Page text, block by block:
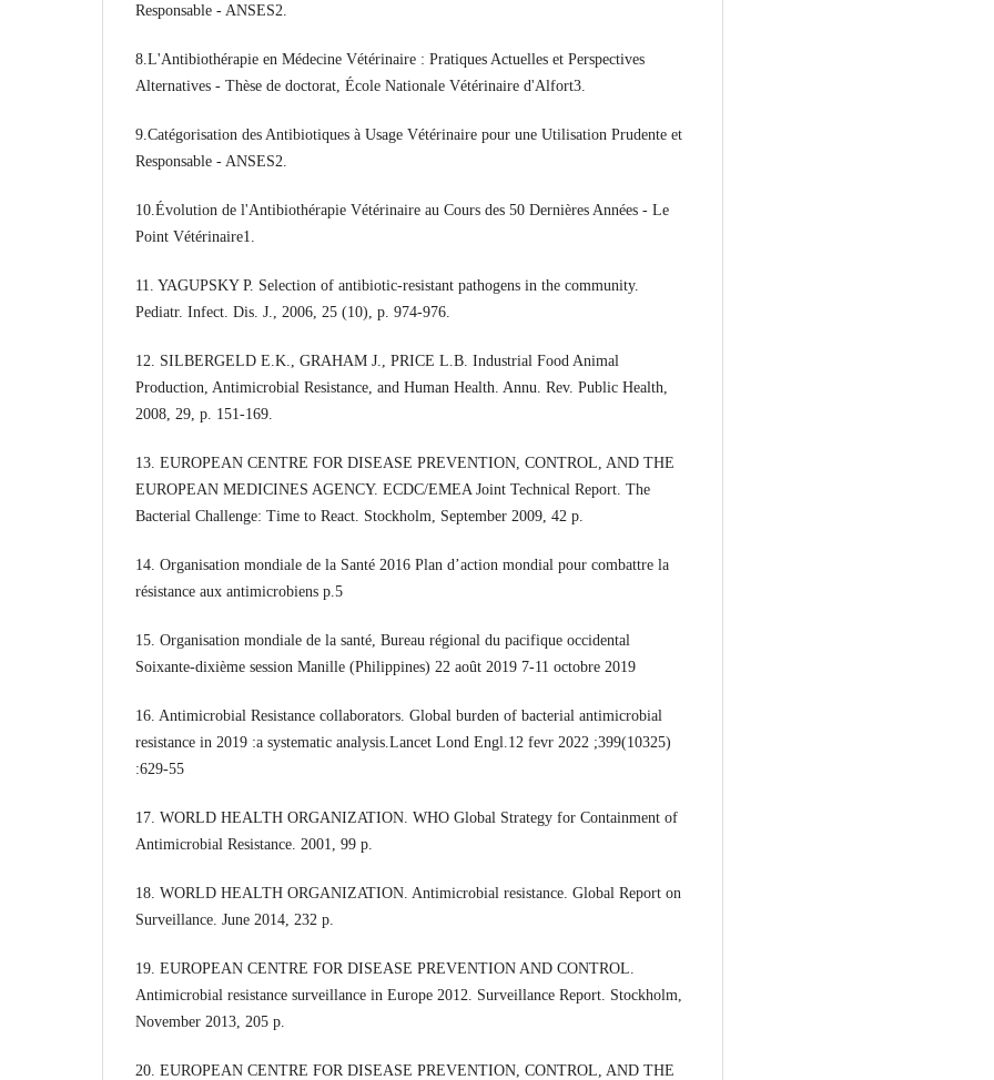
Responsable - ANSES2.
8.L'Antibiothérapie en Médecine Vétérinaire : Pratiques Actuelles et Perspectives
Alternatives - Thèse de doctorat, École Nationale Vétérinaire d'Alfort3.
9.Catégorisation des Antibiotiques à Usage Vétérinaire pour une Utilisation Prudente et
Responsable - ANSES2.
10.Évolution de l'Antibiothérapie Vétérinaire au Cours des 50 Dernières Années - Le
Point Vétérinaire1.
11. YAGUPSKY P. Selection of antibiotic-resistant pathogens in the community.
Pediatr. Infect. Dis. J., 2006, 25 (10), p. 974-976.
12. SILBERGELD E.K., GRAHAM J., PRICE L.B. Industrial Food Animal
Production, Antimicrobial Resistance, and Human Health. Annu. Rev. Public Health,
2008, 29, p. 151-169.
13. EUROPEAN CENTRE FOR DISEASE PREVENTION, CONTROL, AND THE
EUROPEAN MEDICINES AGENCY. ECDC/EMEA Joint Technical Report. The
Bacterial Challenge: Time to React. Stockholm, September 2009, 42 p.
14. Organisation mondiale de la Santé 2016 Plan d’action mondial pour combattre la
résistance aux antimicrobiens p.5
15. Organisation mondiale de la santé, Bureau régional du pacifique occidental
Soixante-dixième session Manille (Philippines) 22 août 2019 7-11 octobre 2019
16. Antimicrobial Resistance collaborators. Global burden of bacterial antimicrobial
resistance in 2019 :a systematic analysis.Lancet Lond Engl.12 fevr 2022 ;399(10325)
:629-55
17. WORLD HEALTH ORGANIZATION. WHO Global Strategy for Containment of
Antimicrobial Resistance. 2001, 99 p.
18. WORLD HEALTH ORGANIZATION. Antimicrobial resistance. Global Report on
Surveillance. June 2014, 232 p.
19. EUROPEAN CENTRE FOR DISEASE PREVENTION AND CONTROL.
Antimicrobial resistance surveillance in Europe 2012. Surveillance Report. Stockholm,
November 2013, 205 p.
20. EUROPEAN CENTRE FOR DISEASE PREVENTION, CONTROL, AND THE